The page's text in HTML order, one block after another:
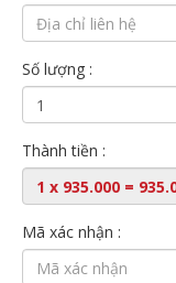
Số lượng :
Thành tiền :
Mã xác nhận :